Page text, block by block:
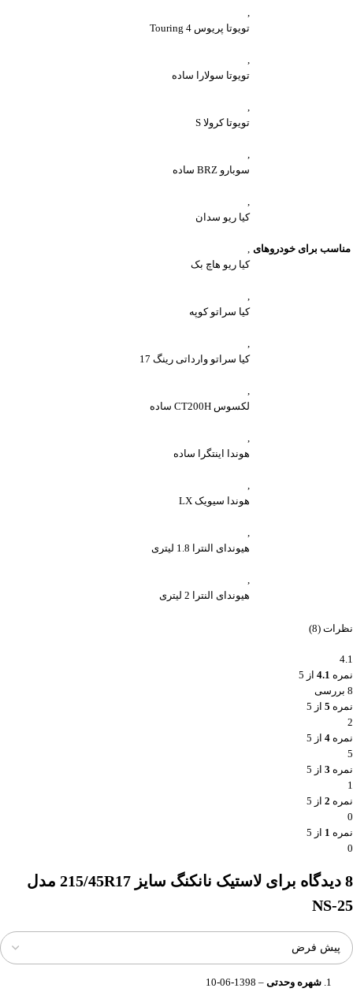
مناسب برای خودروهای
,
تویوتا پریوس 4 Touring
,
تویوتا سولارا ساده
,
تویوتا کرولا S
,
سوبارو BRZ ساده
,
کیا ریو سدان
,
کیا ریو هاچ بک
,
کیا سراتو کوپه
,
کیا سراتو وارداتی رینگ 17
,
لکسوس CT200H ساده
,
هوندا اینتگرا ساده
,
هوندا سیویک LX
,
هیوندای النترا 1.8 لیتری
,
هیوندای النترا 2 لیتری
نظرات (8)
4.1
نمره 4.1 از 5
8 بررسی
نمره 5 از 5
2
نمره 4 از 5
5
نمره 3 از 5
1
نمره 2 از 5
0
نمره 1 از 5
0
8 دیدگاه برای
لاستیک نانکنگ سایز 215/45R17 مدل
NS-25
شهره وحدتی –
1398-06-10